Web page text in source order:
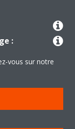
:
vous sur notre